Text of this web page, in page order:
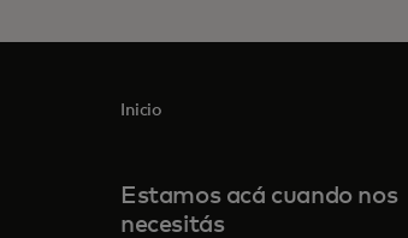
Inicio
Estamos acá cuando nos
necesitás